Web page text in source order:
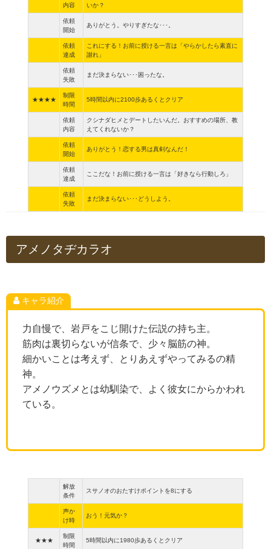
内容
いか？
依頼
開始
ありがとう。やりすぎたな･･･。
依頼
達成
これにする！お前に授ける一言は「やらかしたら素直に
謝れ」
依頼
失敗
まだ決まらない･･･困ったな。
★★★★
制限
時間
5時間以内に2100歩あるくとクリア
依頼
内容
クシナダヒメとデートしたいんだ。おすすめの場所、教
えてくれないか？
依頼
開始
ありがとう！恋する男は真剣なんだ！
依頼
達成
ここだな！お前に授ける一言は「好きなら行動しろ」
依頼
失敗
まだ決まらない･･･どうしよう。
アメノタヂカラオ
キャラ紹介
力自慢で、岩戸をこじ開けた伝説の持ち主。
筋肉は裏切らないが信条で、少々脳筋の神。
細かいことは考えず、とりあえずやってみるの精
神。
アメノウズメとは幼馴染で、よく彼女にからかわれ
ている。
解放
条件
スサノオのおたすけポイントを8にする
声か
け時
おう！元気か？
★★★
制限
時間
5時間以内に1980歩あるくとクリア